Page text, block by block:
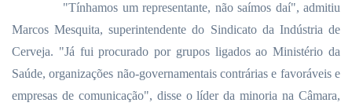
"Tínhamos um representante, não saímos daí", admitiu
Marcos Mesquita, superintendente do Sindicato da Indústria de
Cerveja. "Já fui procurado por grupos ligados ao Ministério da
Saúde, organizações não-governamentais contrárias e favoráveis e
empresas de comunicação", disse o líder da minoria na Câmara,